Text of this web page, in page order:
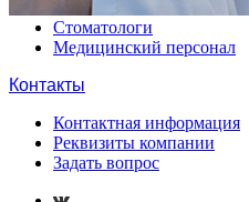
Стоматологи
Медицинский персонал
Контакты
Контактная информация
Реквизиты компании
Задать вопрос